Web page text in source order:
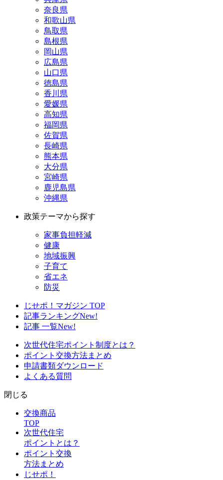
奈良県
和歌山県
鳥取県
島根県
岡山県
広島県
山口県
徳島県
香川県
愛媛県
高知県
福岡県
佐賀県
長崎県
熊本県
大分県
宮崎県
鹿児島県
沖縄県
政策テーマから探す
家事負担軽減
健康
地域振興
子育て
省エネ
防災
じせポ！マガジン TOP
記事ランキングNew!
記事 一覧New!
次世代住宅ポイント制度とは？
ポイント交換方法まとめ
申請書類ダウンロード
よくある質問
閉じる
交換商品
TOP
次世代住宅
ポイントとは？
ポイント交換
方法まとめ
じせポ！